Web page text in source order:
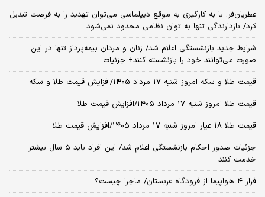
عطریان‌فر: با به کارگیری به موقع دیپلماسی می‌توان تهدید را به فرصت تبدیل
کرد/ بازدارندگی تنها به توان نظامی محدود نمی‌شود
شرایط جدید بازنشستگی اعلام شد/ زنان و مردان بیمه‌پرداز تنها در این
صورت می‌توانند خود را بازنشسته کنند+ جزئیات
قیمت طلا و سکه امروز شنبه ۱۷ مرداد ۱۴۰۵/افزایش قیمت طلا و سکه
قیمت طلا امروز شنبه ۱۷ مرداد ۱۴۰۵/افزایش قیمت طلا
قیمت طلا ۱۸ عیار امروز شنبه ۱۷ مرداد ۱۴۰۵/افزایش قیمت طلا
جزئیات صدور احکام بازنشستگی اعلام شد/ این افراد باید ۵ سال بیشتر
خدمت کنند
فرار ۴ هواپیما از فرودگاه عربستان/ ماجرا چیست؟